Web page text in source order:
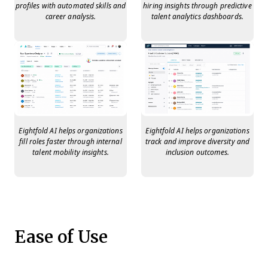
profiles with automated skills and
career analysis.
hiring insights through predictive
talent analytics dashboards.
Eightfold AI helps organizations
fill roles faster through internal
talent mobility insights.
Eightfold AI helps organizations
track and improve diversity and
inclusion outcomes.
Ease of Use